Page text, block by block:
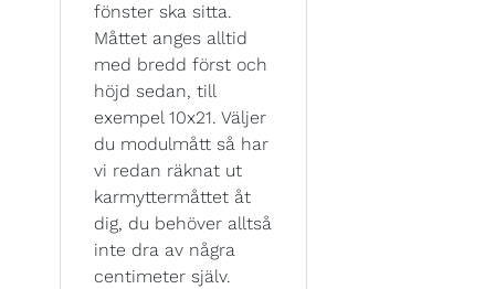
fönster ska sitta.
Måttet anges alltid
med bredd först och
höjd sedan, till
exempel 10x21. Väljer
du modulmått så har
vi redan räknat ut
karmyttermåttet åt
dig, du behöver alltså
inte dra av några
centimeter själv.